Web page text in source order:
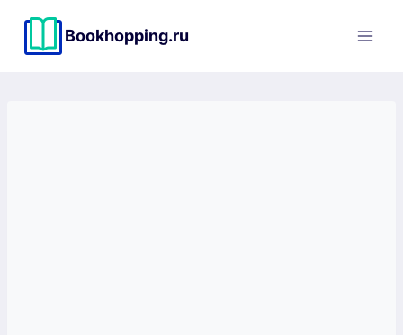
содержимому
Bookhopping.ru